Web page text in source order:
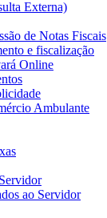
Externa)
de Notas Fiscais
e fiscalização
Online
Ambulante
ao Servidor